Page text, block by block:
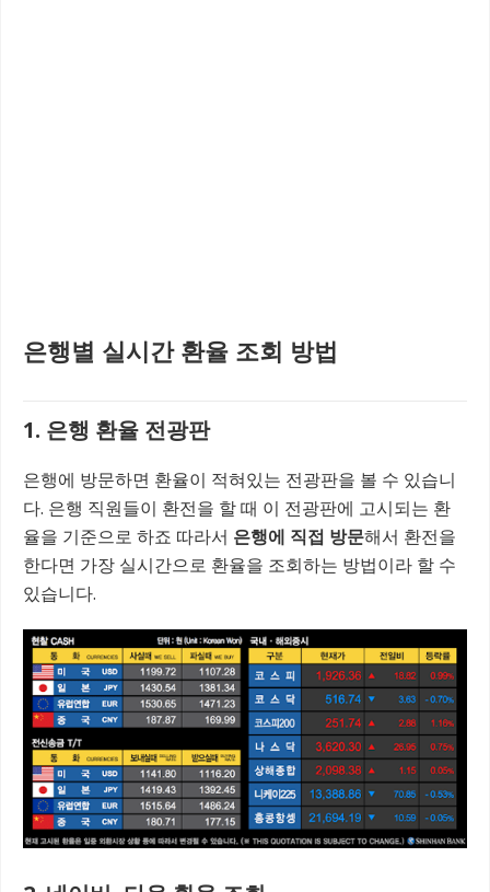
은행별 실시간 환율 조회 방법
1. 은행 환율 전광판
은행에 방문하면 환율이 적혀있는 전광판을 볼 수 있습니
다. 은행 직원들이 환전을 할 때 이 전광판에 고시되는 환
율을 기준으로 하죠 따라서 은행에 직접 방문해서 환전을
한다면 가장 실시간으로 환율을 조회하는 방법이라 할 수
있습니다.